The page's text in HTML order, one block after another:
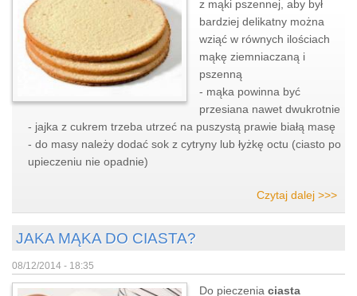
z mąki pszennej, aby był
bardziej delikatny można
wziąć w równych ilościach
mąkę ziemniaczaną i
pszenną
- mąka powinna być
przesiana nawet dwukrotnie
- jajka z cukrem trzeba utrzeć na puszystą prawie białą masę
- do masy należy dodać sok z cytryny lub łyżkę octu (ciasto po
upieczeniu nie opadnie)
Czytaj dalej >>>
JAKA MĄKA DO CIASTA?
08/12/2014 - 18:35
Do pieczenia ciasta